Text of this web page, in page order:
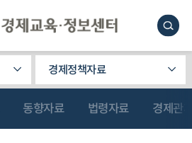
경제정책자료
동향자료 법령자료 경제관